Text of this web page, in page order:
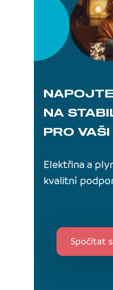
NA
PRO
Elektřina a
kvalitní
Spočítat